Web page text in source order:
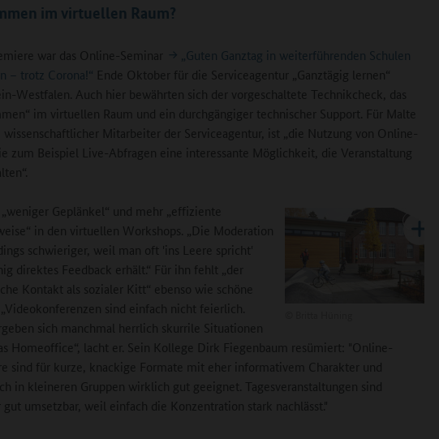
im virtuellen Raum?
war das Online-Seminar
„Guten Ganztag in weiterführenden Schulen
– trotz Corona!“ Ende Oktober für die Serviceagentur „Ganztägig lernen“
Westfalen. Auch hier bewährten sich der vorgeschaltete Technikcheck, das
im virtuellen Raum und ein durchgängiger technischer Support. Für Malte
wissenschaftlicher Mitarbeiter der Serviceagentur, ist „die Nutzung von Online-
zum Beispiel Live-Abfragen eine interessante Möglichkeit, die Veranstaltung
Geplänkel“ und mehr „effiziente
in den virtuellen Workshops. „Die Moderation
schwieriger, weil man oft 'ins Leere spricht'
direktes Feedback erhält.“ Für ihn fehlt „der
Kontakt als sozialer Kitt“ ebenso wie schöne
„Videokonferenzen sind einfach nicht feierlich.
sich manchmal herrlich skurrile Situationen
Homeoffice“, lacht er. Sein Kollege Dirk Fiegenbaum resümiert: "Online-
sind für kurze, knackige Formate mit eher informativem Charakter und
in kleineren Gruppen wirklich gut geeignet. Tagesveranstaltungen sind
umsetzbar, weil einfach die Konzentration stark nachlässt."